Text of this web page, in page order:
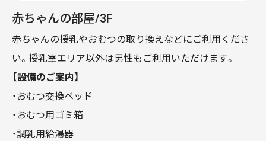
赤ちゃんの部屋/3F
赤ちゃんの授乳やおむつの取り換えなどにご利用くださ
い。授乳室エリア以外は男性もご利用いただけます。
【設備のご案内】
・おむつ交換ベッド
・おむつ用ゴミ箱
・調乳用給湯器